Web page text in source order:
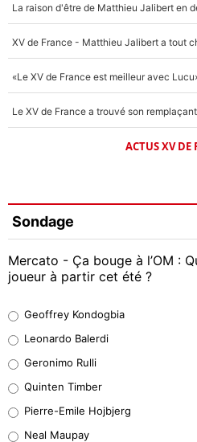
ACTUS XV DE
Sondage
Mercato - Ça bouge à l’OM :
joueur à partir cet été ?
38%
32%
5%
Geoffrey Kondogbia
Leonardo Balerdi
Geronimo Rulli
Quinten Timber
Pierre-Emile Hojbjerg
Neal Maupay